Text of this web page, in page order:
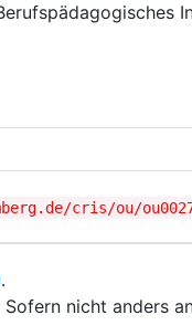
cris/ou/
.
nicht anders